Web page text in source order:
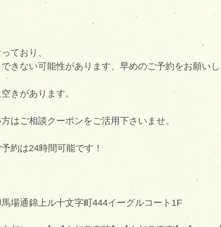
ており、
きない可能性があります、早めのご予約をお願い
きがあります。
はご相談クーポンをご活用下さいませ。
約は24時間可能です！
場通錦上ル十文字町444イーグルコート1F